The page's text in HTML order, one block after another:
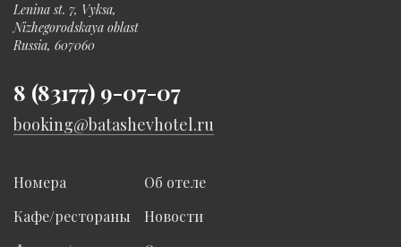
Lenina st. 7, Vyksa,
Nizhegorodskaya oblast
Russia, 607060
8 (83177) 9-07-07
booking@batashevhotel.ru
Номера
Кафе/рестораны
Об отеле
Новости